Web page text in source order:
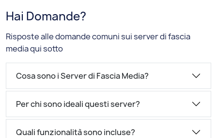
Hai Domande?
Risposte alle domande comuni sui server di fascia
media qui sotto
Cosa sono i Server di Fascia Media?
Per chi sono ideali questi server?
Quali funzionalità sono incluse?